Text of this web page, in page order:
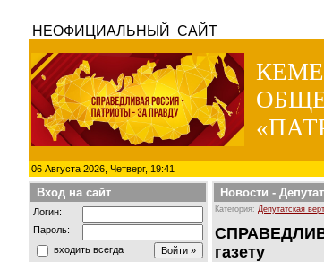
НЕОФИЦИАЛЬНЫЙ САЙТ
06 Августа 2026, Четверг, 19:41
Вход на сайт
Логин:
Пароль:
входить всегда
Новости -
Категория: Депутатская
газету